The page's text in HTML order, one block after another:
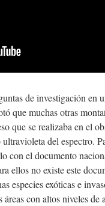
de investigación en
que muchas otras
que se realizaba en el
del espectro.
con el documento
ellos no existe este
especies exóticas e
con altos niveles de